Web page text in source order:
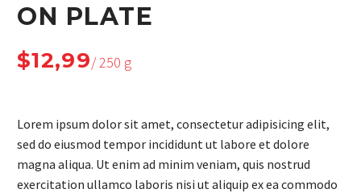
ON PLATE
$12,99/ 250 g
Lorem ipsum dolor sit amet, consectetur adipisicing elit,
sed do eiusmod tempor incididunt ut labore et dolore
magna aliqua. Ut enim ad minim veniam, quis nostrud
exercitation ullamco laboris nisi ut aliquip ex ea commodo